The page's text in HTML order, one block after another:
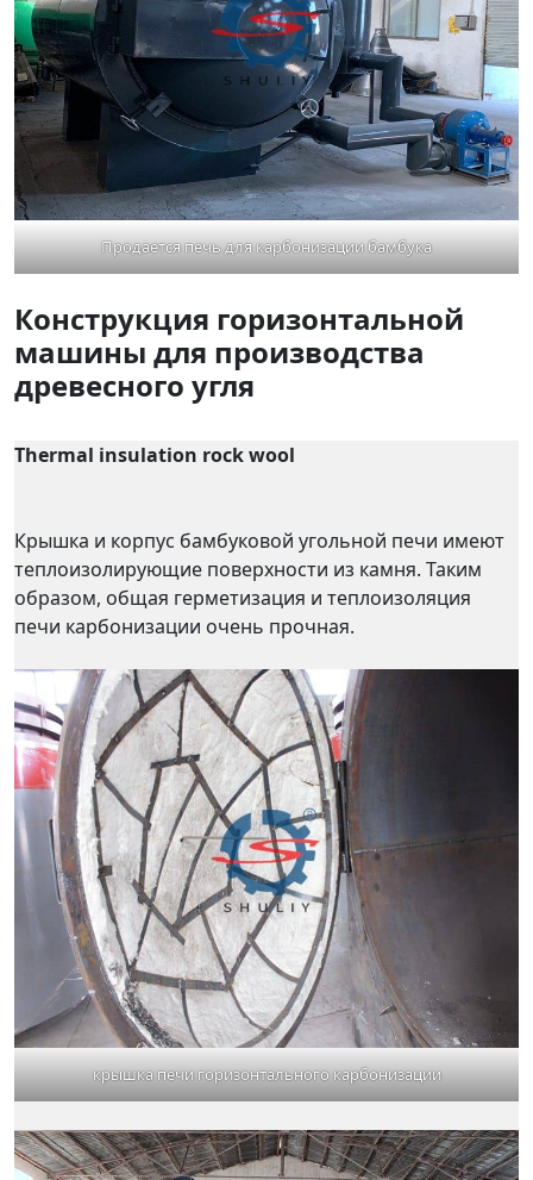
Продается печь для карбонизации бамбука
Конструкция горизонтальной
машины для производства
древесного угля
Thermal insulation rock wool
Крышка и корпус бамбуковой угольной печи имеют
теплоизолирующие поверхности из камня. Таким
образом, общая герметизация и теплоизоляция
печи карбонизации очень прочная.
крышка печи горизонтального карбонизации